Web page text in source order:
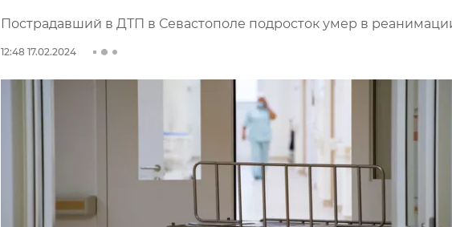
Пострадавший в ДТП в Севастополе подросток умер в
12:48 17.02.2024